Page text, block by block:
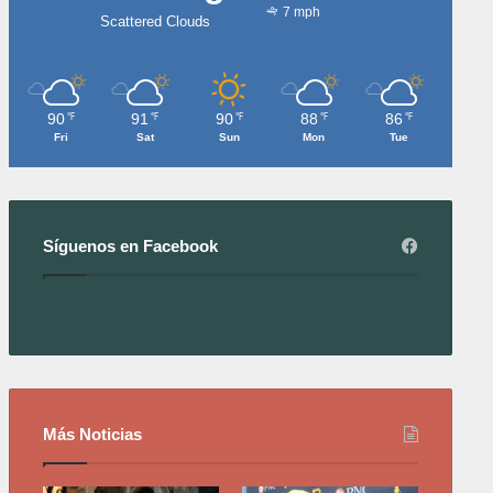
Scattered Clouds
7 mph
90 ℉
Fri
91 ℉
Sat
90 ℉
Sun
88 ℉
Mon
86 ℉
Tue
Síguenos en Facebook
Más Noticias